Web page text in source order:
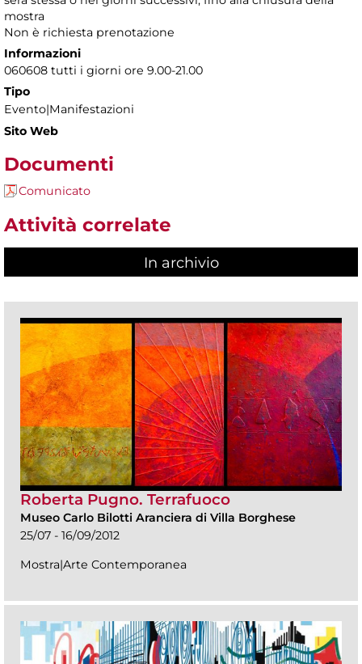
mostra
Non è richiesta prenotazione
Informazioni
060608 tutti i giorni ore 9.00-21.00
Tipo
Evento|Manifestazioni
Sito Web
Documenti
Comunicato
Attività correlate
In archivio
Roberta Pugno. Terrafuoco
Museo Carlo Bilotti Aranciera di Villa Borghese
25/07 - 16/09/2012
Mostra|Arte Contemporanea